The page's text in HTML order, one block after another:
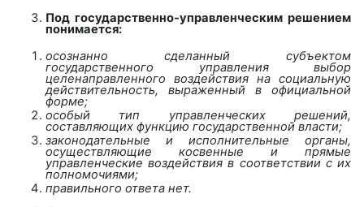
Под государственно-управленческим решением
понимается:
осознанно сделанный субъектом
государственного управления выбор
целенаправленного воздействия на социальную
действительность, выраженный в официальной
форме;
особый тип управленческих решений,
составляющих функцию государственной власти;
законодательные и исполнительные органы,
осуществляющие косвенные и прямые
управленческие воздействия в соответствии с их
полномочиями;
правильного ответа нет.